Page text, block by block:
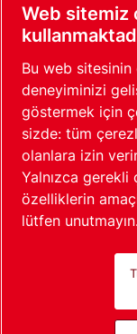
Site haritası
Öncü
Web sitemiz
Bu web sitesinin
deneyiminizi
göstermek için
sizde: tüm
olanlara izin
Yalnızca gerekli
özelliklerin
lütfen